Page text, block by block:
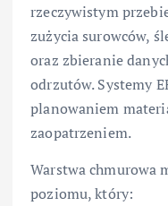
rzeczywistym
zużycia surowców,
oraz zbieranie
odrzutów. Systemy
planowaniem
zaopatrzeniem.
Warstwa chmurowa
poziomu, który: